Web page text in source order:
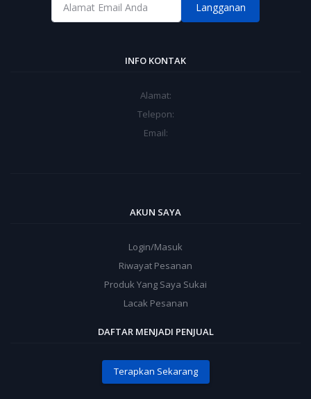
Langganan
INFO KONTAK
Alamat:
Telepon:
Email:
AKUN SAYA
Login/Masuk
Riwayat Pesanan
Produk Yang Saya Sukai
Lacak Pesanan
DAFTAR MENJADI PENJUAL
Terapkan Sekarang